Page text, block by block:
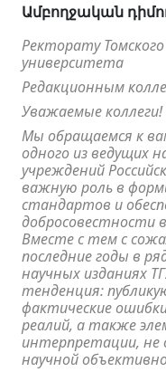
Ամբողջական
Ректорату
университета
Редакционным
Уважаемые коллеги!
Мы обращаемся к
одного из ведущих
учреждений
важную роль в
стандартов и
добросовестности
Вместе с тем с
последние годы в
научных изданиях
тенденция:
фактические
реалий, а также
интерпретации,
научной